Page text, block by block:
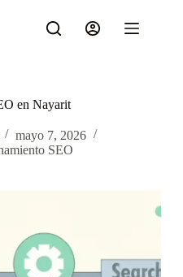
en Nayarit
mayo 7, 2026
SEO